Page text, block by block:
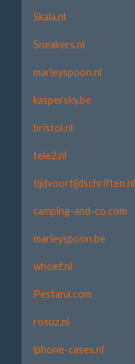
Skala.nl
Sneakers.nl
marleyspoon.nl
kaspersky.be
bristol.nl
tele2.nl
tijdvoortijdschriften.nl
camping-and-co.com
marleyspoon.be
whoef.nl
Pestana.com
rosuz.nl
iphone-cases.nl